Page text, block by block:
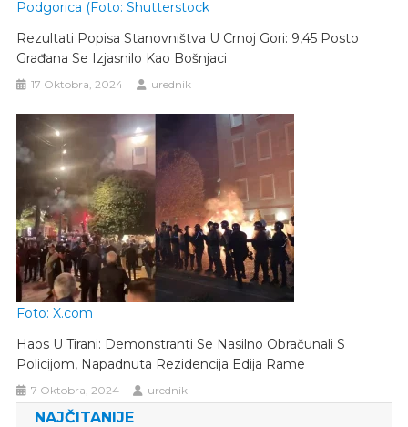
Podgorica (Foto: Shutterstock
Rezultati Popisa Stanovništva U Crnoj Gori: 9,45 Posto
Građana Se Izjasnilo Kao Bošnjaci
17 Oktobra, 2024 urednik
Foto: X.com
Haos U Tirani: Demonstranti Se Nasilno Obračunali S
Policijom, Napadnuta Rezidencija Edija Rame
7 Oktobra, 2024 urednik
NAJČITANIJE